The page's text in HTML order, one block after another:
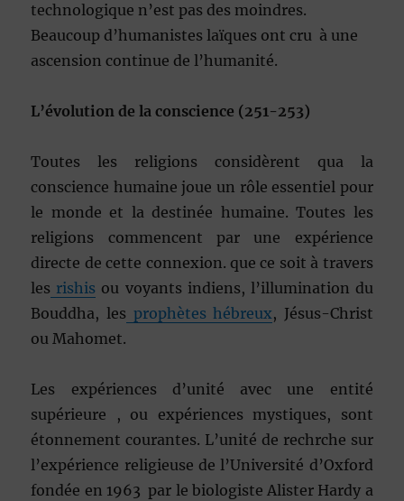
technologique n’est pas des moindres.
Beaucoup d’humanistes laïques ont cru à une
ascension continue de l’humanité.
L’évolution de la conscience (251-253)
Toutes les religions considèrent qua la
conscience humaine joue un rôle essentiel pour
le monde et la destinée humaine. Toutes les
religions commencent par une expérience
directe de cette connexion. que ce soit à travers
les rishis ou voyants indiens, l’illumination du
Bouddha, les prophètes hébreux, Jésus-Christ
ou Mahomet.
Les expériences d’unité avec une entité
supérieure , ou expériences mystiques, sont
étonnement courantes. L’unité de rechrche sur
l’expérience religieuse de l’Université d’Oxford
fondée en 1963 par le biologiste Alister Hardy a